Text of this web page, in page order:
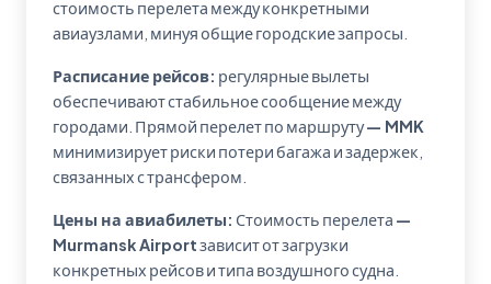
стоимость перелета между конкретными
авиаузлами, минуя общие городские запросы.
Расписание рейсов: регулярные вылеты
обеспечивают стабильное сообщение между
городами. Прямой перелет по маршруту— MMK
минимизирует риски потери багажа и задержек,
связанных с трансфером.
Цены на авиабилеты: Стоимость перелета —
Murmansk Airportзависит от загрузки
конкретных рейсов и типа воздушного судна.